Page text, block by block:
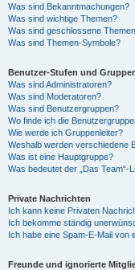
Was sind Bekanntmachungen?
Was sind wichtige Themen?
Was sind geschlossene
Was sind Themen-Symbole?
Benutzer-Stufen und
Was sind Administratoren?
Was sind Moderatoren?
Was sind Benutzergruppen?
Wo finde ich die
Wie werde ich Gruppenleiter?
Weshalb werden verschiedene
Was ist eine Hauptgruppe?
Was bedeutet der „Das Team“-
Private Nachrichten
Ich kann keine Privaten
Ich bekomme ständig
Ich habe eine Spam-E-Mail von
Freunde und ignorierte